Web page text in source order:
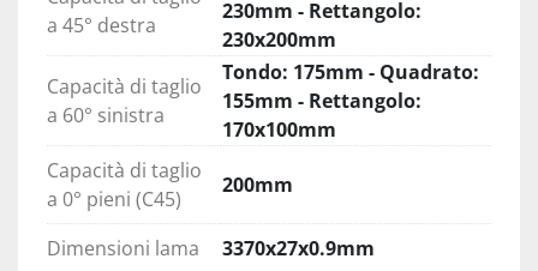
pulilama motorizzata con inserti in nylon.
Morsa
Scorrevole trasversalmente al piano la morsa di
BS 350 GH è posizionata su guide registrabili con
accostamento rapido.
Allineamento della lama
L'allineamento ideale della lama è garantito di
a 45° destra
230mm - Rettangolo:
230x200mm
Capacità di taglio
a 60° sinistra
Tondo: 175mm - Quadrato:
155mm - Rettangolo:
170x100mm
Capacità di taglio
a 0° pieni (C45)
200mm
Dimensioni lama
3370x27x0.9mm